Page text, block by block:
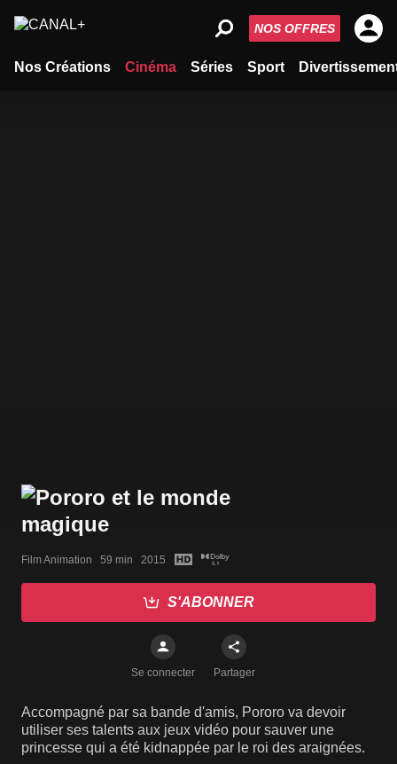
Nos Créations Cinéma Séries Sport
NOS OFFRES
Film Animation   59 min   2015
S'ABONNER
Se connecter Partager
Accompagné par sa bande d'amis, Pororo va devoir
utiliser ses talents aux jeux vidéo pour sauver une
princesse qui a été kidnappée par le roi des araignées.